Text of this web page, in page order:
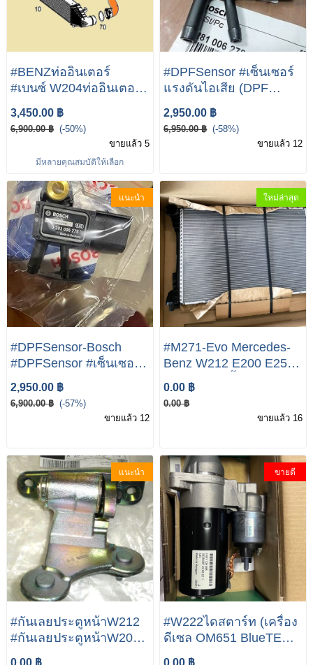
#BENZท่ออินเตอร์
#เบนซ์ W204ท่ออินเตอร์
#เบนซ์ W212ท่ออินเตอร์
#เบนซ์ W207ท่ออินเตอร์ /
2045282582 ,
/ Made in Germany
3,450.00 ฿
6,900.00 ฿ (-50%)
ขายแล้ว 5
มีหลายคุณสมบัติให้เลือก
#DPFSensor #เซ็นเซอร์
แรงดันไอเสีย (DPF
Sensor) BOSCH | เบนซ์
W204 W207 W211
W212 W218 W219
2,950.00 ฿
6,950.00 ฿ (-58%)
ขายแล้ว 12
แนะนำ
#DPFSensor-Bosch
#DPFSensor #เซ็นเซอร์
แรงดันไอเสีย (DPF
Sensor) BOSCH | เบนซ์
W204 W207 W211
R172 )
2,950.00 ฿
6,900.00 ฿ (-57%)
ขายแล้ว 12
ใหม่ล่าสุด
#M271-Evo Mercedes-
Benz W212 E200 E250
0.00 ฿
0.00 ฿
ขายแล้ว 16
แนะนำ
#กันเลยประตูหน้าW212
#กันเลยประตูหน้าW204
#กันเลยประตูหน้ารถ
0.00 ฿
ขายดี
#W222ไดสตาร์ท (เครื่อง
ดีเซล OM651 BlueTEC
HYBRID) W205 W212
0.00 ฿